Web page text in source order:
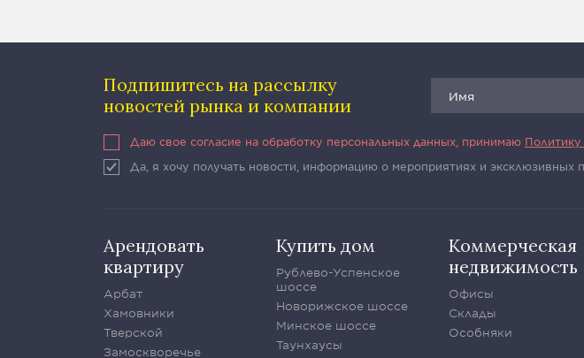
Подпишитесь на рассылку
новостей рынка и компании
Даю свое согласие на обработку персональных данных, принимаю
Да, я хочу получать новости, информацию о мероприятиях и эксклюзивных
Арендовать
квартиру
Арбат
Хамовники
Тверской
Замоскворечье
Купить дом
Рублево-Успенское
шоссе
Новорижское шоссе
Минское шоссе
Таунхаусы
Коммерческая
недвижимость
Офисы
Склады
Особняки